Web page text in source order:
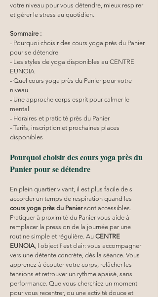
votre niveau pour vous détendre, mieux respirer
et gérer le stress au quotidien.
Sommaire :
- Pourquoi choisir des cours yoga près du Panier
pour se détendre
- Les styles de yoga disponibles au CENTRE
EUNOIA
- Quel cours yoga près du Panier pour votre
niveau
- Une approche corps esprit pour calmer le
mental
- Horaires et praticité près du Panier
- Tarifs, inscription et prochaines places
disponibles
Pourquoi choisir des cours yoga près du
Panier pour se détendre
En plein quartier vivant, il est plus facile de s
accorder un temps de respiration quand les
cours yoga près du Panier sont accessibles.
Pratiquer à proximité du Panier vous aide à
remplacer la pression de la journée par une
routine simple et régulière. Au CENTRE
EUNOIA , l objectif est clair: vous accompagner
vers une détente concrète, dès la séance. Vous
apprenez à écouter votre corps, relâcher les
tensions et retrouver un rythme apaisé, sans
performance. Que vous cherchiez un moment
pour vous recentrer, ou une activité douce et